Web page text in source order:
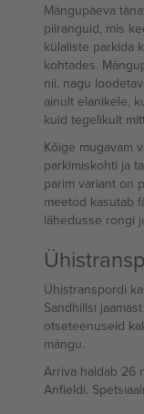
Mängupäeva
piiranguid, mis
külaliste parkida
kohtades.
nii, nagu
ainult elanikele,
kuid tegelikult
Kõige mugavam
parkimiskohti ja
parim variant on
meetod kasutab
lähedusse rongi
Ühistranspordi
Sandhillsi
otseteenuseid
mängu.
Arriva haldab 26
Anfieldi.